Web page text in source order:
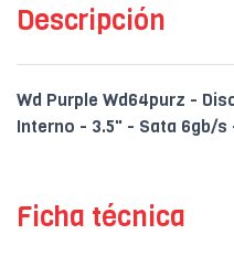
Descripción
Wd Purple Wd64purz -
Interno - 3.5" - Sata 6gb/s
Ficha técnica